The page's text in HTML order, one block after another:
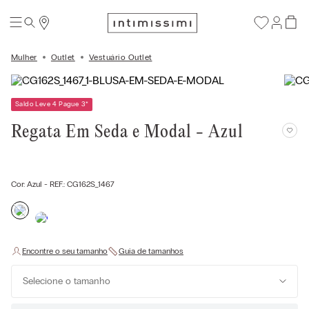
Mulher Outlet Vestuário Outlet
Saldo Leve 4 Pague 3*
Regata Em Seda e Modal - Azul
Cor: Azul - REF.: CG162S_1467
Selecione o tamanho